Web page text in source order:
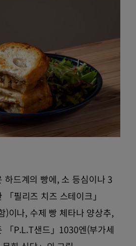
하드계의 빵에, 소 등심이나 3
필리즈 치즈 스테이크」
)이나, 수제 빵 체타나 양상추,
「P.L.T샌드」1030엔(부가세